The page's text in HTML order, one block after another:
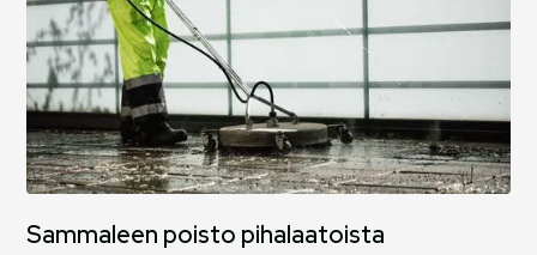
Sammaleen poisto pihalaatoista